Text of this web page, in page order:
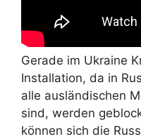
Gerade im Ukraine
Installation, da in
alle ausländischen
sind, werden
können sich die